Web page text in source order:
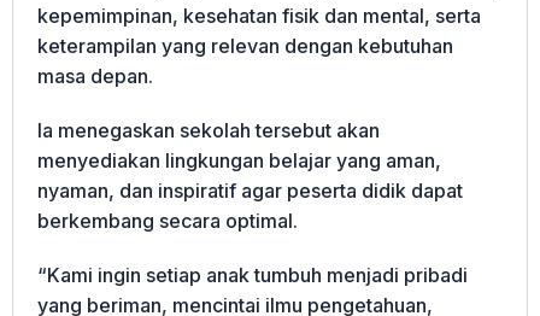
kepemimpinan, kesehatan fisik dan mental, serta
keterampilan yang relevan dengan kebutuhan
masa depan.
Ia menegaskan sekolah tersebut akan
menyediakan lingkungan belajar yang aman,
nyaman, dan inspiratif agar peserta didik dapat
berkembang secara optimal.
“Kami ingin setiap anak tumbuh menjadi pribadi
yang beriman, mencintai ilmu pengetahuan,